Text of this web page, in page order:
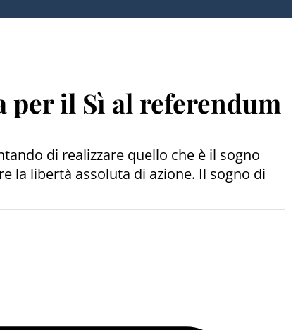
per il Sì al referendum
di realizzare quello che è il sogno
la libertà assoluta di azione. Il sogno di